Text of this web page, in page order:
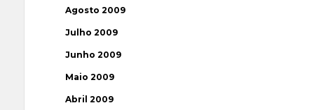
Agosto 2009
Julho 2009
Junho 2009
Maio 2009
Abril 2009